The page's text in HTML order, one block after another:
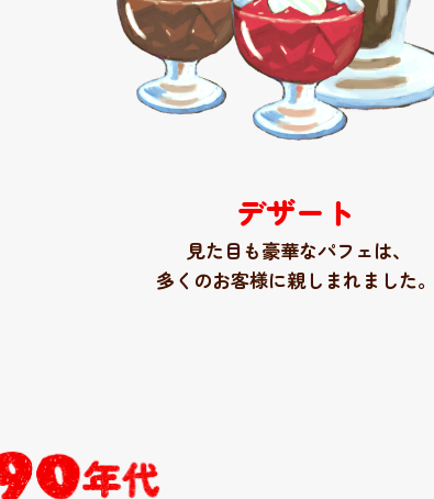
デザート
見た目も豪華なパフェは、
多くのお客様に親しまれました。